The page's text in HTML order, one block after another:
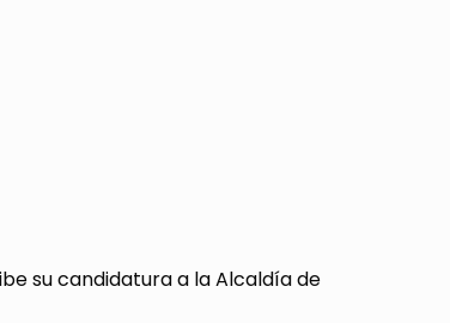
su candidatura a la Alcaldía de